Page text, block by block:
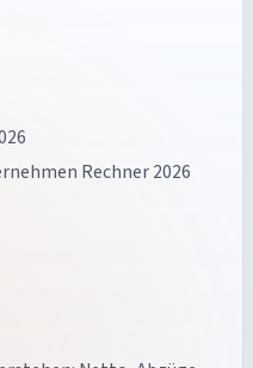
Rechner 2026